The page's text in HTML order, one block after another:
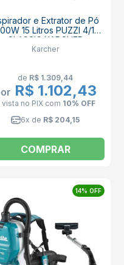
e Extrator de Pó
15 Litros PUZZI 4/15
CLASSIC KARCHER
Karcher
de R$ 1.309,44
R$ 1.102,43
vista no PIX com 10% OFF
6x de R$ 204,15
COMPRAR
14% OFF